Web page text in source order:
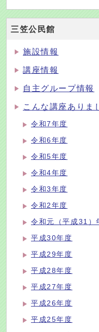
三笠公民館
施設情報
講座情報
自主グループ情報
こんな講座ありま
令和7年度
令和6年度
令和5年度
令和4年度
令和3年度
令和2年度
令和元（平成31）
平成30年度
平成29年度
平成28年度
平成27年度
平成26年度
平成25年度